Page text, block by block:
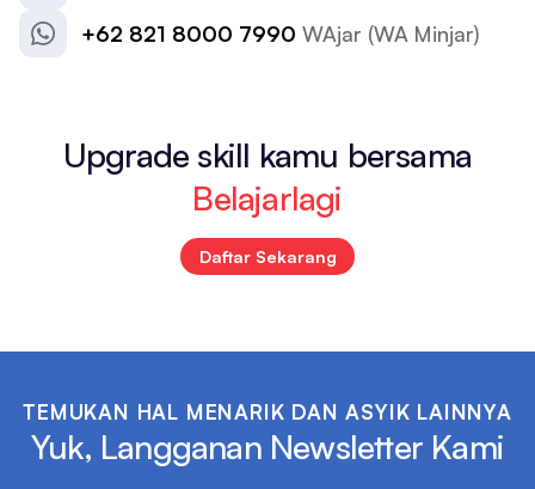
+62 821 8000 7990 WAjar (WA Minjar)
Upgrade skill kamu bersama
Belajarlagi
Daftar Sekarang
TEMUKAN HAL MENARIK DAN ASYIK LAINNYA
Yuk, Langganan Newsletter Kami